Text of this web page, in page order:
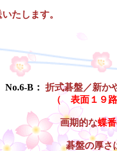
たします。
No.6-B： 折式碁盤／新か
（ 表面１９
画期的な蝶
碁盤の厚さ